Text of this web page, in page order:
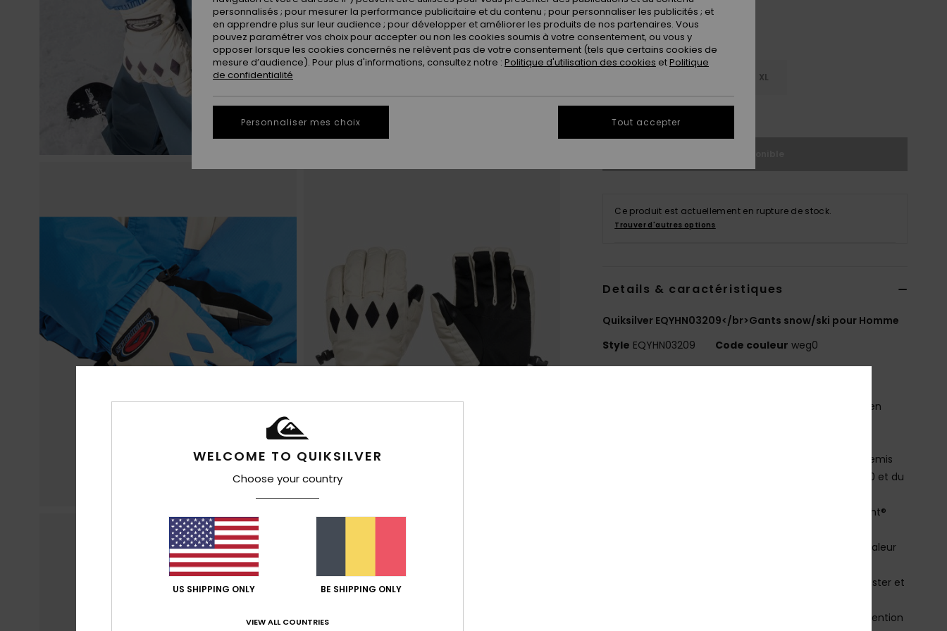
XL
Ce produit est actuellement en rupture de stock.
Trouver d'autres options
Details & caractéristiques
Quiksilver EQYHN03209</br>Gants snow/ski pour Homme
Style EQYHN03209 Code couleur weg0
Nous nous sommes associés aux rois des médias en
Inspirés par la culture du snowboard, nous avons remis
au goût du jour les tendances de la fin des années 90 et du
Membrane imperméable DryFlight®
Technologie WarmFlight® x1 pour une chaleur
Coquille : 100% Nylon, Paume : 100% Polyester et
Polaire brossée pour une excellente rétention
WELCOME TO QUIKSILVER
Choose your country
US SHIPPING ONLY BE SHIPPING ONLY
VIEW ALL COUNTRIES
personnalisés ; pour mesurer la performance publicitaire et du contenu ; pour personnaliser les publicités ; et
en apprendre plus sur leur audience ; pour développer et améliorer les produits de nos partenaires. Vous
pouvez paramétrer vos choix pour accepter ou non les cookies soumis à votre consentement, ou vous y
opposer lorsque les cookies concernés ne relèvent pas de votre consentement (tels que certains cookies de
mesure d’audience). Pour plus d'informations, consultez notre : Politique d'utilisation des cookies etPolitique
de confidentialité
Personnaliser mes choix Tout accepter